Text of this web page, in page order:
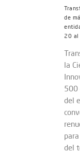
de
20 al
la
500
del
del